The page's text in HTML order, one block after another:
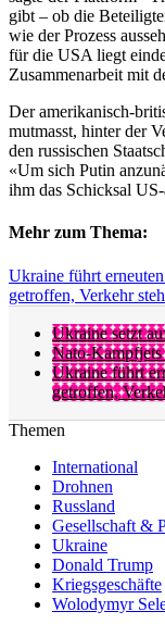
gibt – ob die
wie der Prozess
für die USA liegt
Zusammenarbeit mit
Der amerikanisch-
mutmasst, hinter der
den russischen
«Um sich Putin
ihm das Schicksal
Mehr zum Thema:
Ukraine führt
getroffen, Verkehr
Ukraine setzt
Nato-Kampfjets
Ukraine führt
getroffen,
Themen
International
Drohnen
Russland
Gesellschaft &
Ukraine
Donald Trump
Kriegsgeschäfte
Wolodymyr